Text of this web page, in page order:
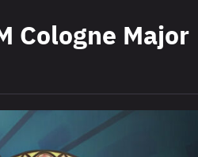
Cologne Major